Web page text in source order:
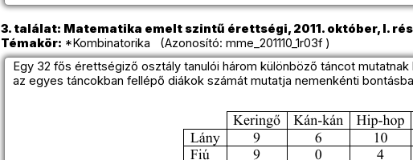
3. találat: Matematika emelt szintű érettségi, 2011. október, I.
Témakör: *Kombinatorika (Azonosító: mme_201110_1r03f )
Egy 32 fős érettségiző osztály tanulói három különböző táncot
az egyes táncokban fellépő diákok számát mutatja nemenkénti